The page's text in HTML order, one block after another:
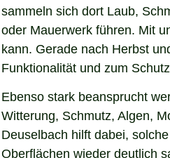
sammeln sich dort Laub,
oder Mauerwerk führen. Mit
kann. Gerade nach Herbst
Funktionalität und zum
Ebenso stark beansprucht
Witterung, Schmutz, Algen,
Deuselbach hilft dabei,
Oberflächen wieder deutlich